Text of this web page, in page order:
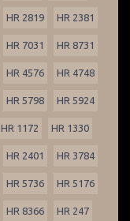
HR 2819 HR 2381
HR 7031 HR 8731
HR 4576 HR 4748
HR 5798 HR 5924
HR 1172 HR 1330
HR 2401 HR 3784
HR 5736 HR 5176
HR 8366 HR 247